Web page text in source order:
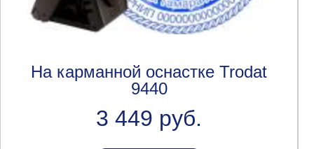
На карманной оснастке Trodat
9440
3 449 руб.